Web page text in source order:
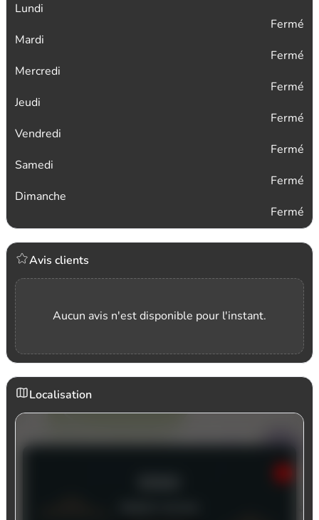
Lundi
Fermé
Mardi
Fermé
Mercredi
Fermé
Jeudi
Fermé
Vendredi
Fermé
Samedi
Fermé
Dimanche
Fermé
Avis clients
Aucun avis n'est disponible pour l'instant.
Localisation